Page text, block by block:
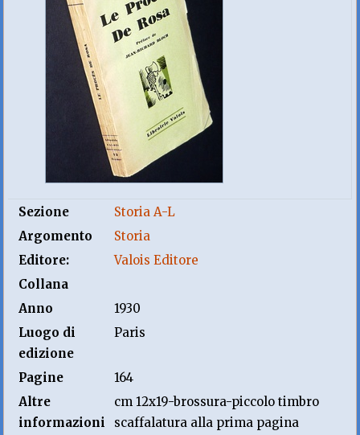
Sezione
Storia A-L
Argomento
Storia
Editore:
Valois Editore
Collana
Anno
1930
Luogo di
edizione
Paris
Pagine
164
Altre
informazioni
cm 12x19-brossura-piccolo timbro
scaffalatura alla prima pagina